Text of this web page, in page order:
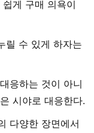
게 구매 의욕이
릴 수 있게 하자는
응하는 것이 아니
시야로 대응한다.
다양한 장면에서